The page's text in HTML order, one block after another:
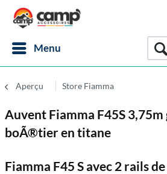
Menu
Aperçu Store Fiamma
Auvent Fiamma F45S
boÃ®tier en titane
Fiamma F45 S avec 2 rails